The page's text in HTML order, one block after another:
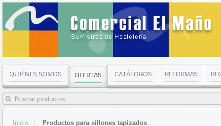
QUIÉNES SOMOS OFERTAS CATÁLOGOS REFORMAS
Inicio Productos para sillones tapizados